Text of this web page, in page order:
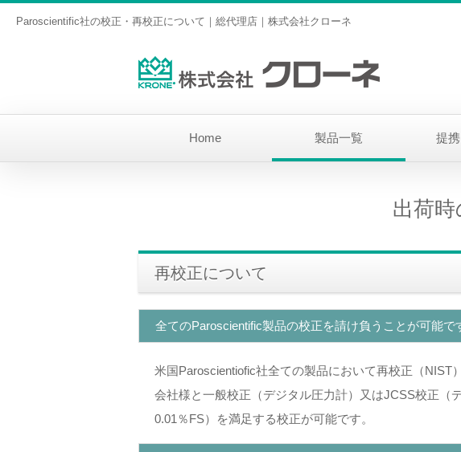
Paroscientific社の校正・再校正について｜総代理店｜株式会社クローネ
Home 製品一覧 提
出荷
再校正について
全てのParoscientific製品の校正を請け負うことが可能で
米国Paroscientiofic社全ての製品において再校正（
会社様と一般校正（デジタル圧力計）又はJCSS校正（
0.01％FS）を満足する校正が可能です。